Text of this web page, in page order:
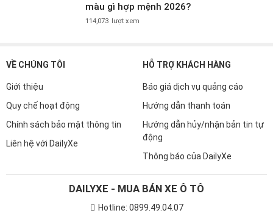
màu gì hợp mệnh 2026?
114,073 lượt xem
VỀ CHÚNG TÔI
Giới thiệu
Quy chế hoạt động
Chính sách bảo mật thông tin
Liên hệ với DailyXe
HỖ TRỢ KHÁCH HÀNG
Báo giá dịch vụ quảng cáo
Hướng dẫn thanh toán
Hướng dẫn hủy/nhận bản tin tự
động
Thông báo của DailyXe
DAILYXE - MUA BÁN XE Ô TÔ
Hotline: 0899.49.04.07